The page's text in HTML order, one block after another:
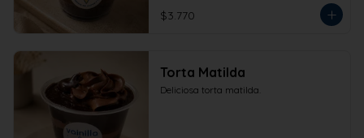
$3.770
Torta Matilda
Deliciosa torta matilda.